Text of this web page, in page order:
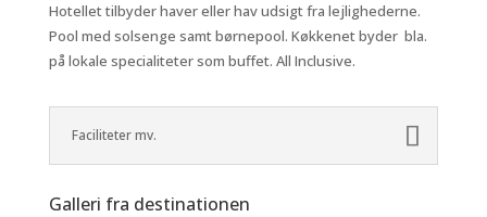
Hotellet tilbyder haver eller hav udsigt fra lejlighederne.
Pool med solsenge samt børnepool. Køkkenet byder bla.
på lokale specialiteter som buffet. All Inclusive.
Faciliteter mv.
Galleri fra destinationen